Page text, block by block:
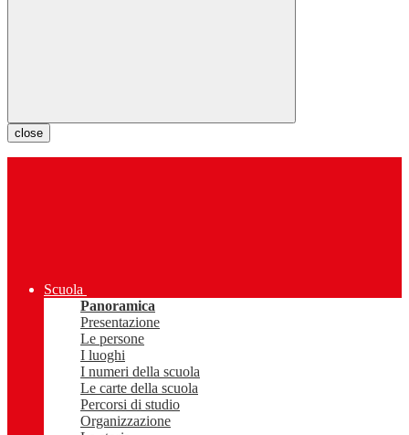
close
Scuola
Panoramica
Presentazione
Le persone
I luoghi
I numeri della scuola
Le carte della scuola
Percorsi di studio
Organizzazione